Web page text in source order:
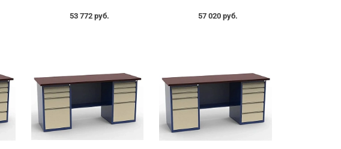
53 772 руб. 57 020 руб.